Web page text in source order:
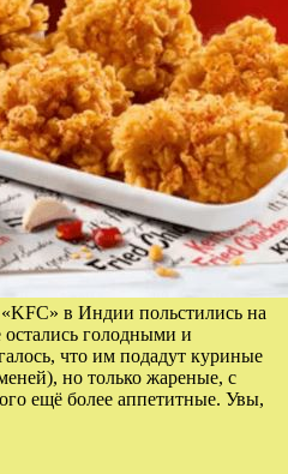
в Индии польстились на
голодными и
что им подадут куриные
но только жареные, с
ещё более аппетитные. Увы,